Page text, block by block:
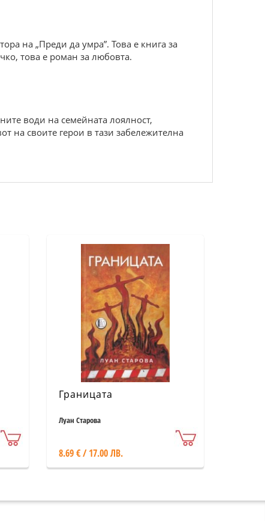
на „Преди да умра”. Това е книга за
това е роман за любовта.
води на семейната лоялност,
на своите герои в тази забележителна
Границата
Луан Старова
8.69 € / 17.00 ЛВ.